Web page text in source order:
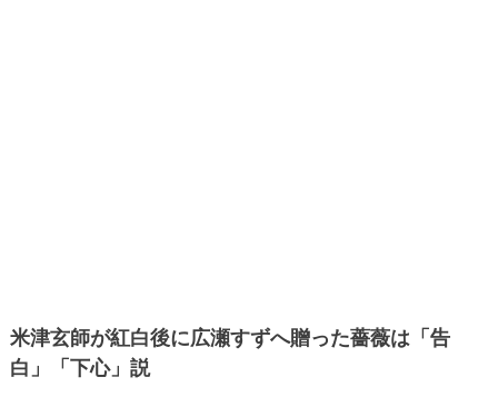
米津玄師が紅白後に広瀬すずへ贈った薔薇は「告
白」「下心」説